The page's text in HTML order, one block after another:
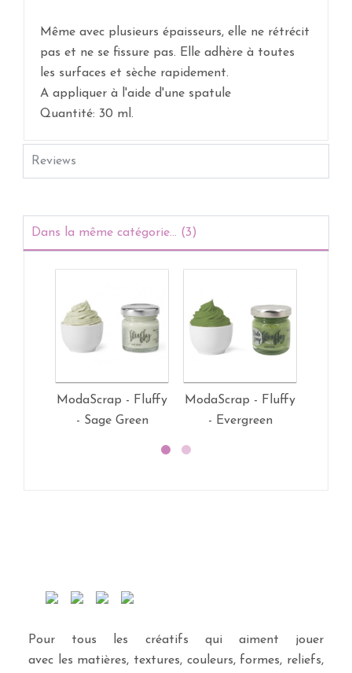
Même avec plusieurs épaisseurs, elle ne rétrécit
pas et ne se fissure pas. Elle adhère à toutes
les surfaces et sèche rapidement.
A appliquer à l'aide d'une spatule
Quantité: 30 ml.
Reviews
Dans la même catégorie... (3)
ModaScrap - Fluffy
- Sage Green
ModaScrap - Fluffy
- Evergreen
Pour tous les créatifs qui aiment jouer
avec les matières, textures, couleurs, formes, reliefs,